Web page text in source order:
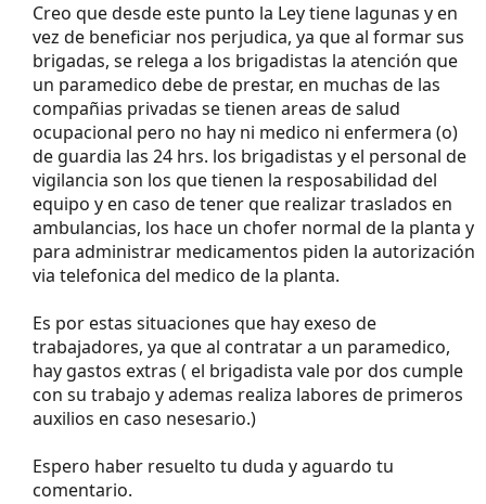
Creo que desde este punto la Ley tiene lagunas y en
vez de beneficiar nos perjudica, ya que al formar sus
brigadas, se relega a los brigadistas la atención que
un paramedico debe de prestar, en muchas de las
compañias privadas se tienen areas de salud
ocupacional pero no hay ni medico ni enfermera (o)
de guardia las 24 hrs. los brigadistas y el personal de
vigilancia son los que tienen la resposabilidad del
equipo y en caso de tener que realizar traslados en
ambulancias, los hace un chofer normal de la planta y
para administrar medicamentos piden la autorización
via telefonica del medico de la planta.
Es por estas situaciones que hay exeso de
trabajadores, ya que al contratar a un paramedico,
hay gastos extras ( el brigadista vale por dos cumple
con su trabajo y ademas realiza labores de primeros
auxilios en caso nesesario.)
Espero haber resuelto tu duda y aguardo tu
comentario.